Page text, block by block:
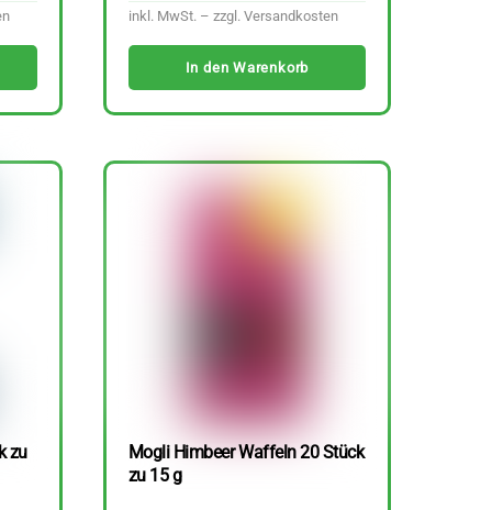
inkl. MwSt. – zzgl. Versandkosten
In den Warenkorb
zu
Mogli Himbeer Waffeln 20 Stück
zu 15 g